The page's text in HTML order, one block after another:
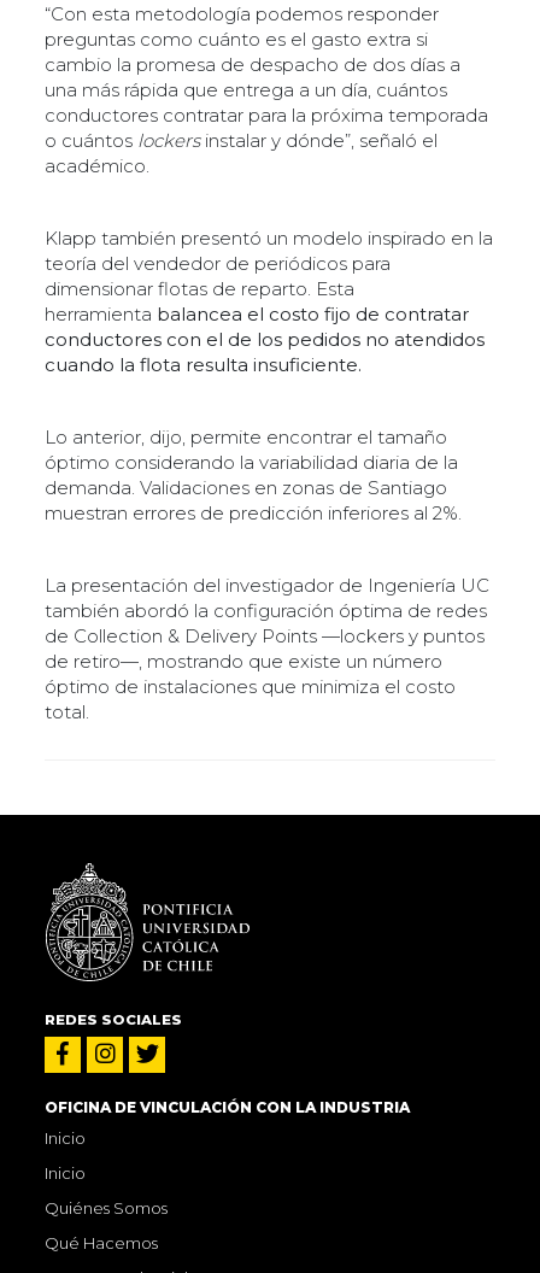
“Con esta metodología podemos responder
preguntas como cuánto es el gasto extra si
cambio la promesa de despacho de dos días a
una más rápida que entrega a un día, cuántos
conductores contratar para la próxima temporada
o cuántos lockersinstalar y dónde”, señaló el
académico.
Klapp también presentó un modelo inspirado en la
teoría del vendedor de periódicos para
dimensionar flotas de reparto. Esta
herramienta balancea el costo fijo de contratar
conductores con el de los pedidos no atendidos
cuando la flota resulta insuficiente.
Lo anterior, dijo, permite encontrar el tamaño
óptimo considerando la variabilidad diaria de la
demanda. Validaciones en zonas de Santiago
muestran errores de predicción inferiores al 2%.
La presentación del investigador de Ingeniería UC
también abordó la configuración óptima de redes
de Collection & Delivery Points —lockers y puntos
de retiro—, mostrando que existe un número
óptimo de instalaciones que minimiza el costo
total.
OFICINA DE VINCULACIÓN CON LA INDUSTRIA
Inicio
Inicio
Quiénes Somos
Qué Hacemos
REDES SOCIALES